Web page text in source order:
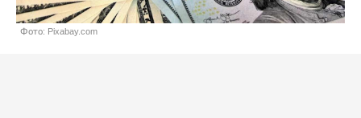
Фото: Pixabay.com